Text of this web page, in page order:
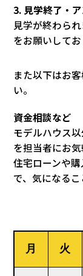
3. 見学終了・
見学が終わら
をお願いしてお
また以下はお
い。
資金相談など
モデルハウス
を担当者にお気
住宅ローンや
で、気になる
月 火